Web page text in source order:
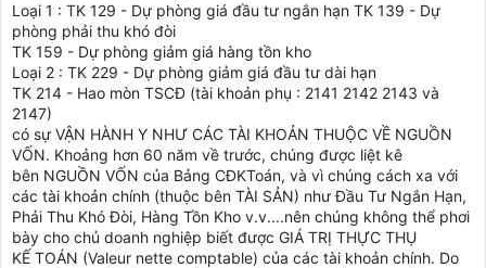
Loại 1 : TK 129 - Dự phòng giá đầu tư ngắn hạn TK 139 - Dự
phòng phải thu khó đòi
TK 159 - Dự phòng giảm giá hàng tồn kho
Loại 2 : TK 229 - Dự phòng giảm giá đầu tư dài hạn
TK 214 - Hao mòn TSCĐ (tài khoản phụ : 2141 2142 2143 và
2147)
có sự VẬN HÀNH Y NHƯ CÁC TÀI KHOẢN THUỘC VỀ NGUỒN
VỐN. Khoảng hơn 60 năm về trước, chúng được liệt kê
bên NGUỒN VỐN của Bảng CĐKToán, và vì chúng cách xa với
các tài khoản chính (thuộc bên TÀI SẢN) như Đầu Tư Ngắn Hạn,
Phải Thu Khó Đòi, Hàng Tồn Kho v.v....nên chúng không thể phơi
bày cho chủ doanh nghiệp biết được GIÁ TRỊ THỰC THỤ
KẾ TOÁN (Valeur nette comptable) của các tài khoản chính. Do